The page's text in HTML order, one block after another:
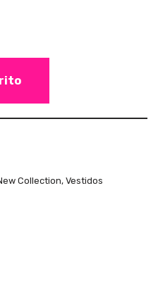
Collection, Vestidos